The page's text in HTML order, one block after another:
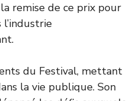
remise de ce prix pour
du Festival, mettant
la vie publique. Son